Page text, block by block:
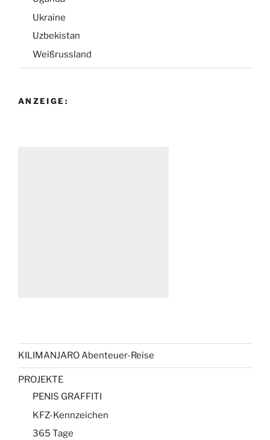
Ukraine
Uzbekistan
Weißrussland
ANZEIGE:
KILIMANJARO Abenteuer-Reise
PROJEKTE
PENIS GRAFFITI
KFZ-Kennzeichen
365 Tage